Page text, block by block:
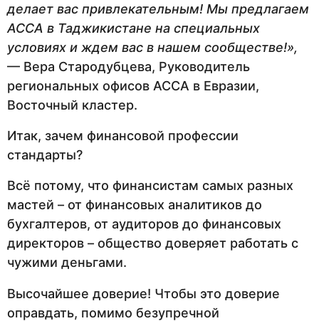
делает вас привлекательным! Мы предлагаем
АССА в Таджикистане на специальных
условиях и ждем вас в нашем сообществе!»,
— Вера Стародубцева, Руководитель
региональных офисов АССА в Евразии,
Восточный кластер.
Итак, зачем финансовой профессии
стандарты?
Всё потому, что финансистам самых разных
мастей – от финансовых аналитиков до
бухгалтеров, от аудиторов до финансовых
директоров – общество доверяет работать с
чужими деньгами.
Высочайшее доверие! Чтобы это доверие
оправдать, помимо безупречной